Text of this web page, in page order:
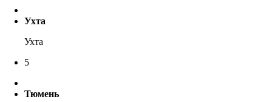
Ухта
Ухта
5
Тюмень